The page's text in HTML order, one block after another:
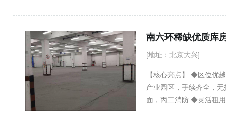
用面积倍增，极大降低
案。 专业物业管理，保
微）
仓储灵活：适用于电商
型车辆进出无忧，21米
生产无忧 独立办公区与
30000㎡主力厂房外，
✅ 500㎡（精致小户型
语 固安稀缺优质厂房，
[地址：北京大兴]
【核心亮点】 ◆区位优
产业园区，手续齐全，
面，丙二消防 ◆灵活租